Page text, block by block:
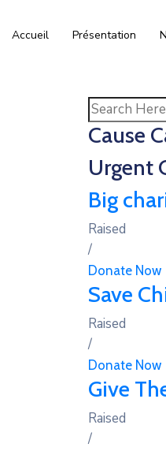
Accueil Présentation
Cause
Urgent
Big
Raised
/
Donate Now
Save
Raised
/
Donate Now
Give
Raised
/